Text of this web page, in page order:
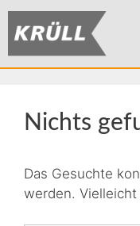
Nichts
Das Gesuchte
werden.